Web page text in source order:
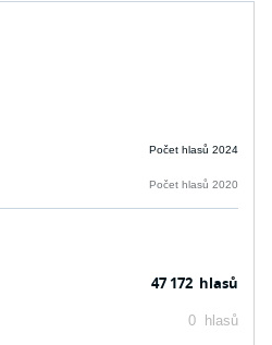
2,45 %
Počet hlasů 2024
Počet hlasů 2020
47 172 hlasů
0 hlasů